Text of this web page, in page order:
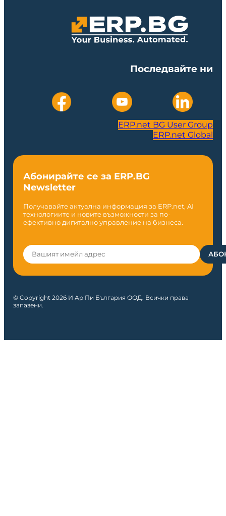
Последвайте ни
ERP.net BG User Group
ERP.net Global
Абонирайте се за ERP.BG
Newsletter
Получавайте актуална информация за ERP.net, AI
технологиите и новите възможности за по-
ефективно дигитално управление на бизнеса.
© Copyright 2026 И Ар Пи България ООД. Всички права
запазени.